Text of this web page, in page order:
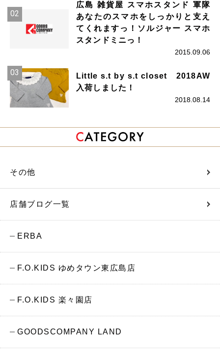
広島 雑貨屋 スマホスタンド 軍隊
あなたのスマホをしっかりと支え
てくれますっ！ソルジャー スマホ
スタンドミニっ！
2015.09.06
Little s.t by s.t closet 2018AW
入荷しました！
2018.08.14
その他
店舗ブログ一覧
ERBA
F.O.KIDS ゆめタウン東広島店
F.O.KIDS 楽々園店
GOODSCOMPANY LAND